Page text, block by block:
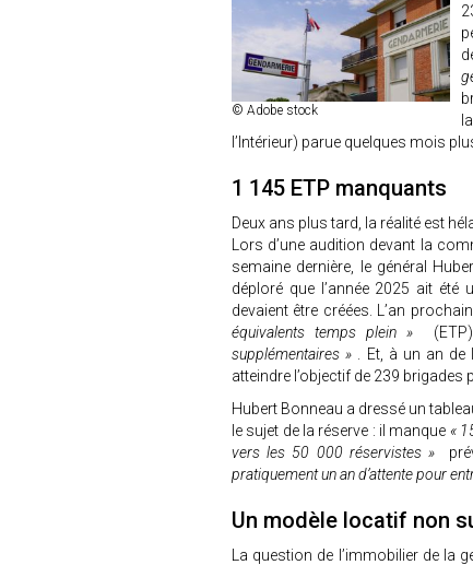
© Adobe stock
l’Intérieur) parue quelques mois
1 145 ETP manquants
Deux ans plus tard, la réalité est
Lors d’une audition devant la
semaine dernière, le général
déploré que l’année 2025 ait
devaient être créées. L’an
équivalents temps plein »
supplémentaires »
. Et, à un an de
atteindre l’objectif de 239 brigades
Hubert Bonneau a dressé un
le sujet de la réserve : il manque «
vers les 50 000 réservistes »
pratiquement un an d’attente pour
Un modèle locatif non
La question de l’immobilier de la